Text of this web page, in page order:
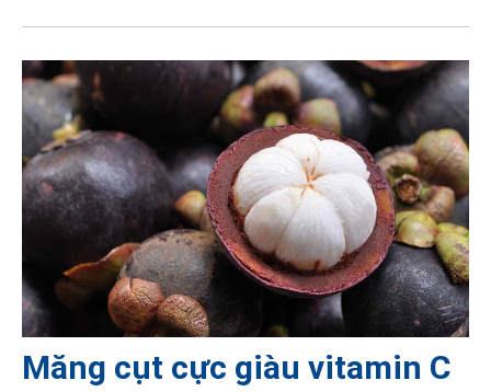
Măng cụt cực giàu vitamin C